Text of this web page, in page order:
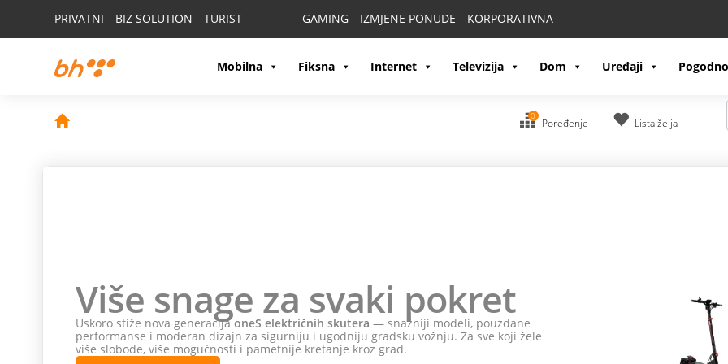
PRIVATNI BIZ SOLUTION TURIST GAMING IZMJENE PONUDE KORPORATIVNA
Mobilna Fiksna Internet Televizija Dom Uređaji
0
Poređenje Lista želja
Više snage za svaki pokret
Uskoro stiže nova generacijaoneS električnih skutera — snažniji modeli, pouzdane
performanse i moderan dizajn za sigurniju i ugodniju gradsku vožnju. Za sve koji žele
više slobode, više mogućnosti i pametnije kretanje kroz grad.